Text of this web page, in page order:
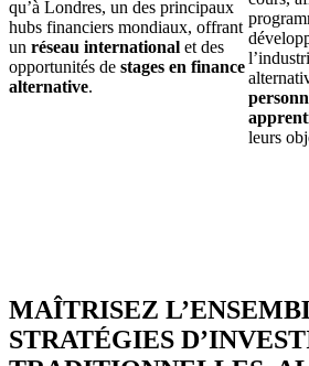
qu’à Londres, un des principaux
hubs financiers mondiaux, offrant
un réseau international et des
opportunités de stages en finance
alternative.
leurs
MAÎTRISEZ
STRATÉGIES